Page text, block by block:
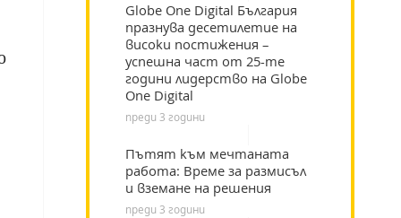
Globe One Digital България
празнува десетилетие на
високи постижения –
успешна част от 25-те
години лидерство на Globe
One Digital
преди 3 години
Пътят към мечтаната
работа: Време за размисъл
и вземане на решения
преди 3 години